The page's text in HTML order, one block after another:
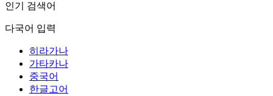
인기 검색어
다국어 입력
히라가나
가타카나
중국어
한글고어